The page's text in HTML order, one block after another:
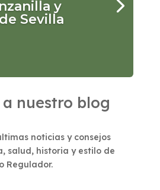
y
Sevilla
nuestro blog
noticias y consejos
salud, historia y estilo de
Regulador.